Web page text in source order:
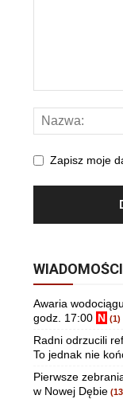
Zapisz moje
WIADOMOŚCI
Awaria
godz. 17:00 N (1)
Radni odrzucili
To jednak nie
Pierwsze
w Nowej Dębie